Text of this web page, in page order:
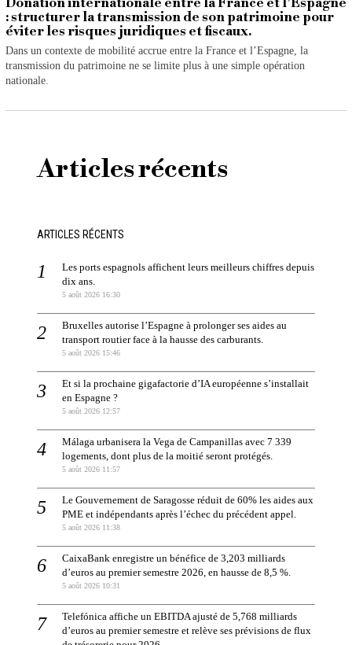
: structurer la transmission de son patrimoine pour
éviter les risques juridiques et fiscaux.
Dans un contexte de mobilité accrue entre la France et l’Espagne, la
transmission du patrimoine ne se limite plus à une simple opération
nationale.
Articles récents
ARTICLES RÉCENTS
Les ports espagnols affichent leurs meilleurs chiffres depuis
dix ans.
5 août 2026 16:30
Bruxelles autorise l’Espagne à prolonger ses aides au
transport routier face à la hausse des carburants.
5 août 2026 15:46
Et si la prochaine gigafactorie d’IA européenne s’installait
en Espagne ?
5 août 2026 12:57
Málaga urbanisera la Vega de Campanillas avec 7 339
logements, dont plus de la moitié seront protégés.
5 août 2026 11:57
Le Gouvernement de Saragosse réduit de 60% les aides aux
PME et indépendants après l’échec du précédent appel.
5 août 2026 11:38
CaixaBank enregistre un bénéfice de 3,203 milliards
d’euros au premier semestre 2026, en hausse de 8,5 %.
5 août 2026 10:31
Telefónica affiche un EBITDA ajusté de 5,768 milliards
d’euros au premier semestre et relève ses prévisions de flux